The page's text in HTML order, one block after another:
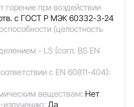
горение при воздействии
с ГОСТ Р МЭК 60332-3-24
(целостность
- LS (согл. BS EN
с EN 60811-404):
веществам: Нет
излучению: Да